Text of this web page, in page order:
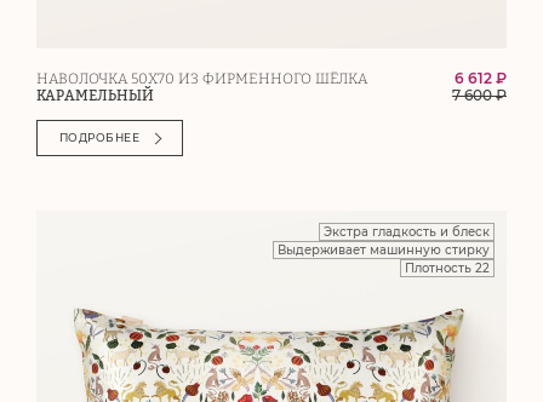
НАВОЛОЧКА 50Х70 ИЗ ФИРМЕННОГО ШЁЛКА
КАРАМЕЛЬНЫЙ
6 612 ₽
7 600₽
ПОДРОБНЕЕ
Экстра гладкость и блеск
Выдерживает машинную стирку
Плотность 22